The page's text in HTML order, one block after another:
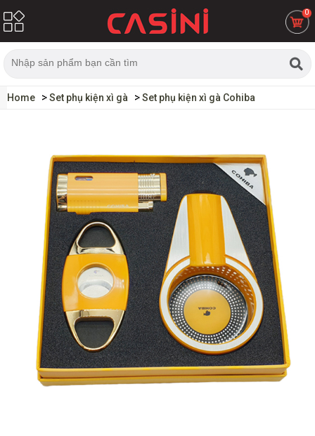
0
Home Set phụ kiện xì gà Set phụ kiện xì gà Cohiba